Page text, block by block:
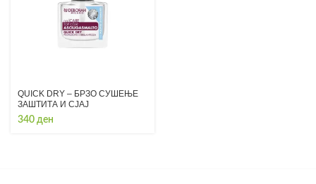
QUICK DRY – БРЗО СУШЕЊЕ
ЗАШТИТА И СЈАЈ
340 ден